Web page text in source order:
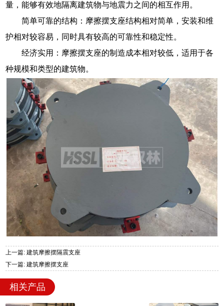
量，能够有效地隔离建筑物与地震力之间的相互作用。
简单可靠的结构：摩擦摆支座结构相对简单，安装和维
护相对较容易，同时具有较高的可靠性和稳定性。
经济实用：摩擦摆支座的制造成本相对较低，适用于各
种规模和类型的建筑物。
上一篇: 建筑摩擦摆隔震支座
下一篇: 建筑摩擦摆支座
相关产品